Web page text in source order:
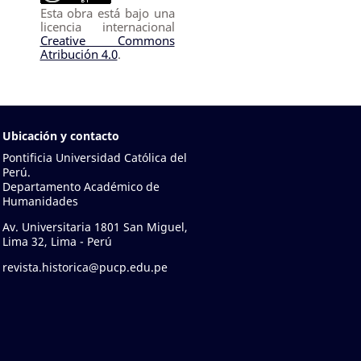
Esta obra está bajo una
licencia internacional
Creative Commons
Atribución 4.0.
Ubicación y contacto
Pontificia Universidad Católica del
Perú.
Departamento Académico de
Humanidades
Av. Universitaria 1801 San Miguel,
Lima 32, Lima - Perú
revista.historica@pucp.edu.pe